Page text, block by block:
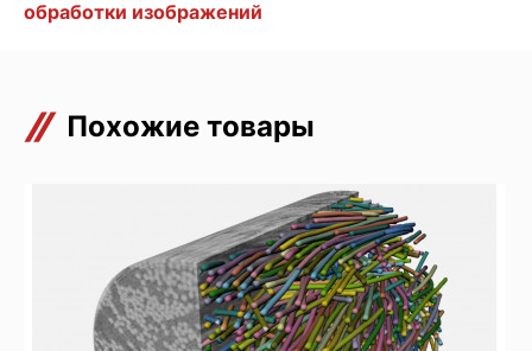
обработки изображений
Похожие товары